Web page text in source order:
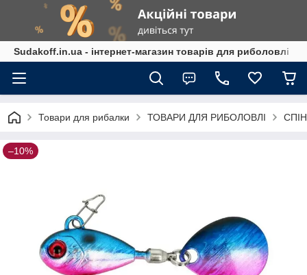
Sudakoff.in.ua - інтернет-магазин товарів для риболовлі
Товари для рибалки ТОВАРИ ДЛЯ РИБОЛОВЛІ
–10%